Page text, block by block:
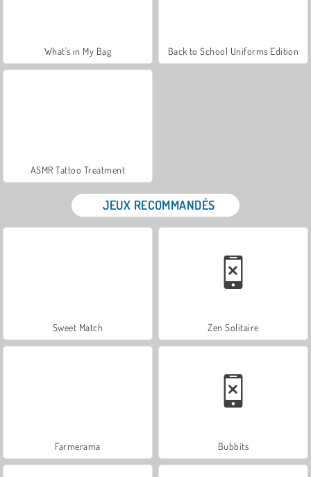
What's in My Bag Back to School Uniforms Edition
ASMR Tattoo Treatment
JEUX RECOMMANDÉS
Sweet Match Zen Solitaire
Farmerama Bubbits